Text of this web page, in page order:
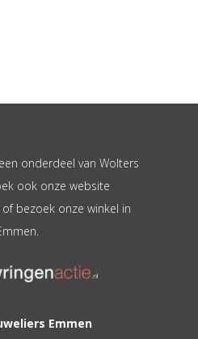
onderdeel van Wolters
ook onze website
of bezoek onze winkel in
Emmen